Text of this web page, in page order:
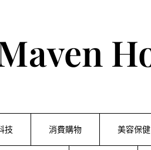
技 消費購物 美容保健